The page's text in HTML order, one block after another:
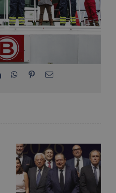
LinkedInWhatsApp
PinterestEmail